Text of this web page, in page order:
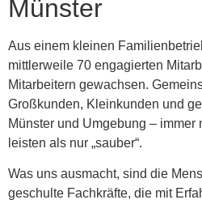
Münster
Aus einem kleinen
mittlerweile 70 engagierten
Mitarbeitern gewachsen.
Großkunden, Kleinkunden und
Münster und Umgebung – immer
leisten als nur „sauber“.
Was uns ausmacht, sind die
geschulte Fachkräfte, die mit